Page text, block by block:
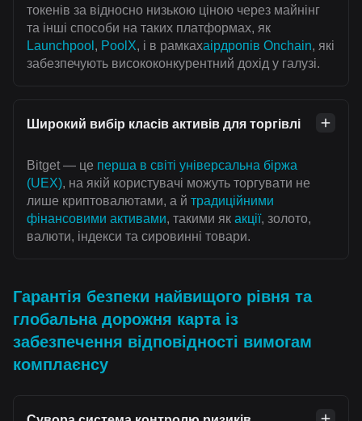
токенів за відносно низькою ціною через майнінг
та інші способи на таких платформах, як
Launchpool , PoolX, і в рамкахаірдропів Onchain, які
забезпечують висококонкурентний дохід у галузі.
Широкий вибір класів активів для торгівлі
Bitget — це перша в світі універсальна біржа
(UEX), на якій користувачі можуть торгувати не
лише криптовалютами, а й традиційними
фінансовими активами, такими як акції, золото,
валюти, індекси та сировинні товари.
Гарантія безпеки найвищого рівня та
глобальна дорожня карта із
забезпечення відповідності вимогам
комплаєнсу